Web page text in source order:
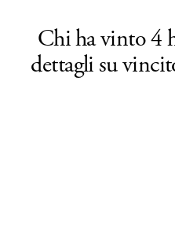
Chi ha vinto 4
dettagli su